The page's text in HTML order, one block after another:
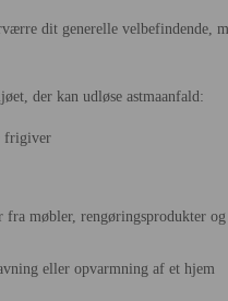
dit generelle velbefindende,
der kan udløse astmaanfald:
frigiver
møbler, rengøringsprodukter og
eller opvarmning af et hjem